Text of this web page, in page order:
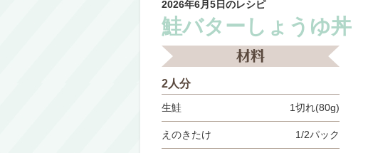
2026年6月5日のレシピ
鮭バターしょうゆ丼
2人分
生鮭 1切れ(80g)
えのきたけ 1/2パック